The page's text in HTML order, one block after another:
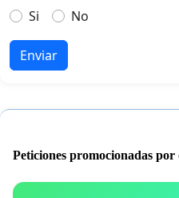
Si
No
Enviar
Peticiones promocionadas por